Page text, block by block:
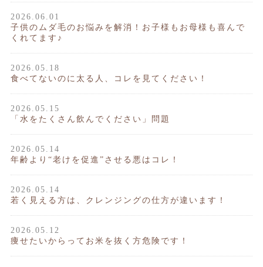
2026.06.01
子供のムダ毛のお悩みを解消！お子様もお母様も喜んで
くれてます♪
2026.05.18
食べてないのに太る人、コレを見てください！
2026.05.15
「水をたくさん飲んでください」問題
2026.05.14
年齢より“老けを促進”させる悪はコレ！
2026.05.14
若く見える方は、クレンジングの仕方が違います！
2026.05.12
痩せたいからってお米を抜く方危険です！